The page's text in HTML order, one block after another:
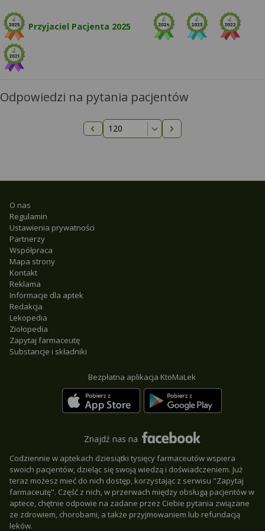
Przyjaciel Pacjenta 2025
Odpowiedzi na pytania pacjentów
Poprzednia strona Następna strona
O nas
Regulamin
Ustawienia prywatności
Partnerzy
Współpraca
Mapa strony
Kontakt
Reklama
Informacje dla aptek
Redakcja
Lekopedia
Ziołopedia
Zapytaj farmaceutę
Substancje i składniki
Bezpłatna aplikacja KtoMaLek
Znajdź nas na
Codziennie w aptekach dziesiątki tysięcy farmaceutów wspiera
swoich pacjentów, dzieląc się swoją wiedzą i doświadczeniem. Już
teraz możesz mieć do nich dostęp, korzystając z serwisu "Zapytaj
farmaceutę". Część z nich, w przerwach między obsługą pacjentów w
aptece, chętnie odpowie na zadane przez Ciebie pytania związane
ze zdrowiem, chorobami, a także przyjmowaniem lub refundacją
leków.